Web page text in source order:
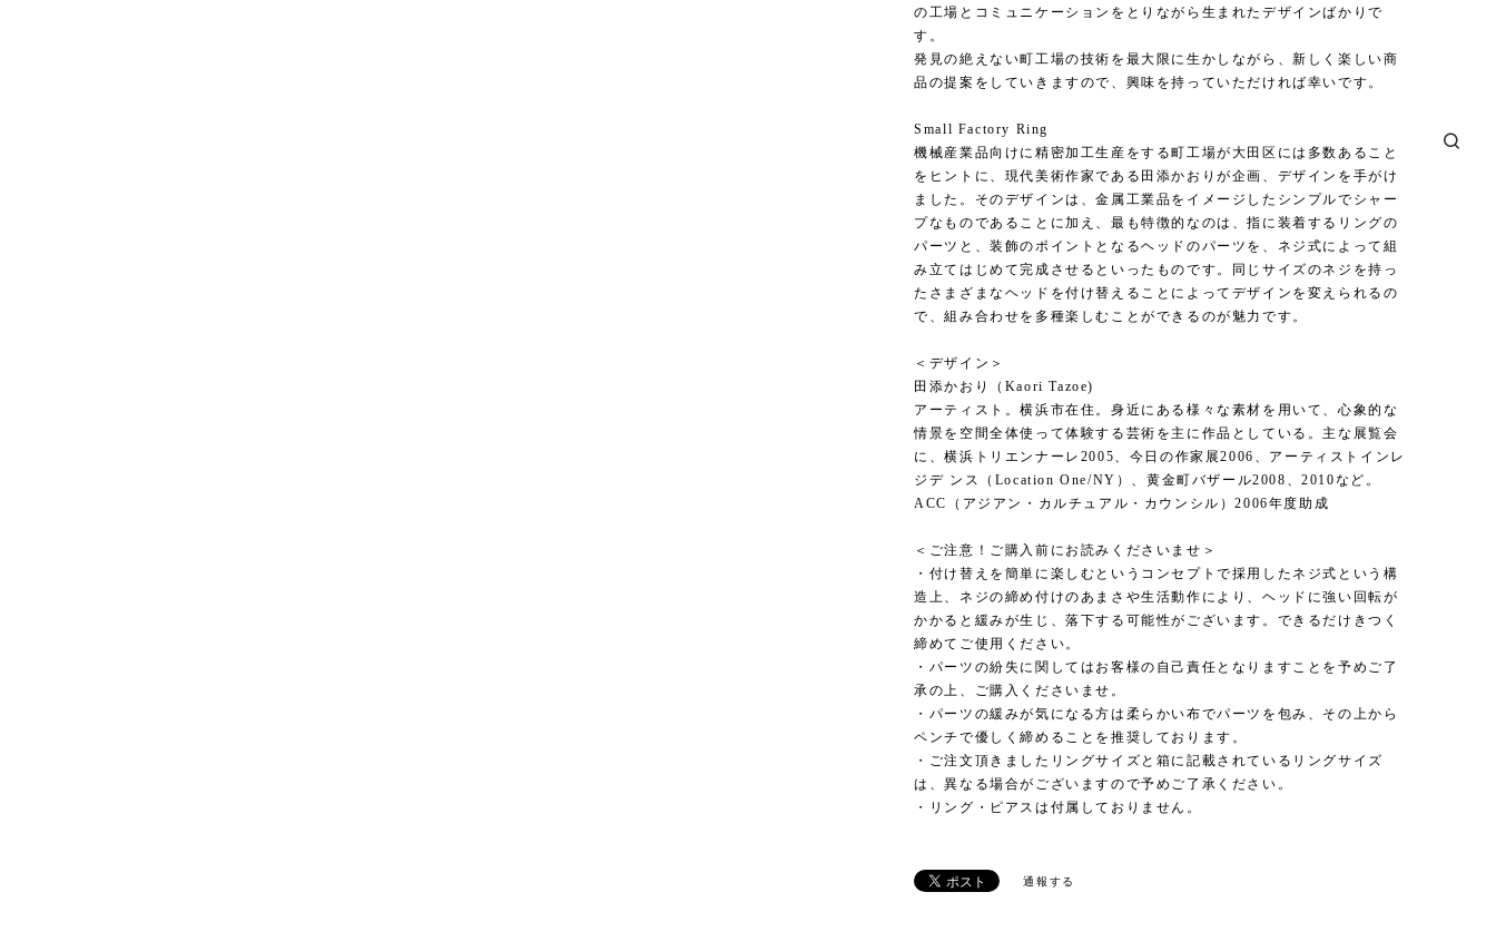
の工場とコミュニケーションをとりながら生まれたデザインばかりで
す。
発見の絶えない町工場の技術を最大限に生かしながら、新しく楽しい商
品の提案をしていきますので、興味を持っていただければ幸いです。
Small Factory Ring
機械産業品向けに精密加工生産をする町工場が大田区には多数あること
をヒントに、現代美術作家である田添かおりが企画、デザインを手がけ
ました。そのデザインは、金属工業品をイメージしたシンプルでシャー
プなものであることに加え、最も特徴的なのは、指に装着するリングの
パーツと、装飾のポイントとなるヘッドのパーツを、ネジ式によって組
み立てはじめて完成させるといったものです。同じサイズのネジを持っ
たさまざまなヘッドを付け替えることによってデザインを変えられるの
で、組み合わせを多種楽しむことができるのが魅力です。
＜デザイン＞
田添かおり（Kaori Tazoe)
アーティスト。横浜市在住。身近にある様々な素材を用いて、心象的な
情景を空間全体使って体験する芸術を主に作品としている。主な展覧会
に、横浜トリエンナーレ2005、今日の作家展2006、アーティストインレ
ジデ ンス（Location One/NY）、黄金町バザール2008、2010など。
ACC（アジアン・カルチュアル・カウンシル）2006年度助成
＜ご注意！ご購入前にお読みくださいませ＞
・付け替えを簡単に楽しむというコンセプトで採用したネジ式という構
造上、ネジの締め付けのあまさや生活動作により、ヘッドに強い回転が
かかると緩みが生じ、落下する可能性がございます。できるだけきつく
締めてご使用ください。
・パーツの紛失に関してはお客様の自己責任となりますことを予めご了
承の上、ご購入くださいませ。
・パーツの緩みが気になる方は柔らかい布でパーツを包み、その上から
ペンチで優しく締めることを推奨しております。
・ご注文頂きましたリングサイズと箱に記載されているリングサイズ
は、異なる場合がございますので予めご了承ください。
・リング・ピアスは付属しておりません。
通報する